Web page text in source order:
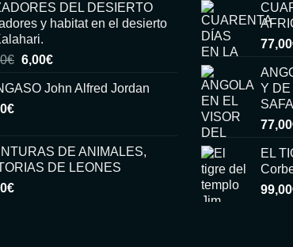
DEL DESIERTO
y habitat en el desierto
€ El
original
6,00€El
actual
John Alfred Jordan
€
DE ANIMALES,
DE LEONES
€
77,00
Y DE
77,00
EL
99,00